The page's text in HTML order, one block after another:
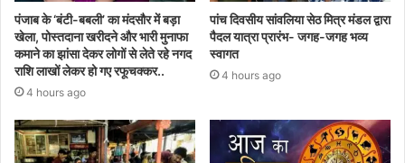
पंजाब के ‘बंटी-बबली’ का मंदसौर में बड़ा
खेला, पोस्तदाना खरीदने और भारी मुनाफा
कमाने का झांसा देकर लोगों से लेते रहे नगद
राशि लाखों लेकर हो गए रफूचक्कर..
4 hours ago
पांच दिवसीय सांवलिया सेठ मित्र मंडल द्वारा
पैदल यात्रा प्रारंभ- जगह-जगह भव्य
स्वागत
4 hours ago